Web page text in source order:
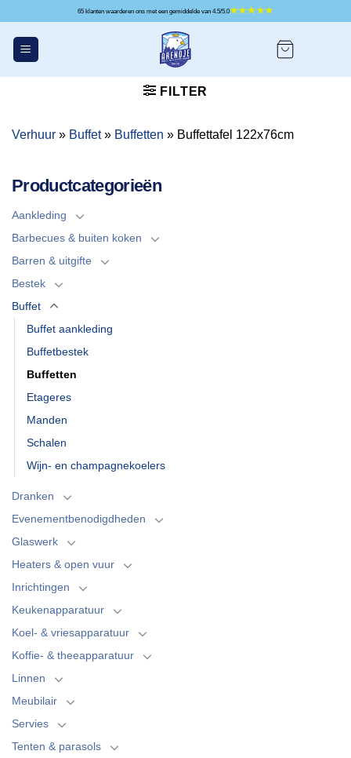
inhoud
65 klanten waarderen ons met een gemiddelde van 4.5/5.0
FILTER
Verhuur » Buffet » Buffetten » Buffettafel 122x76cm
Productcategorieën
Aankleding
Barbecues & buiten koken
Barren & uitgifte
Bestek
Buffet
Buffet aankleding
Buffetbestek
Buffetten
Etageres
Manden
Schalen
Wijn- en champagnekoelers
Dranken
Evenementbenodigdheden
Glaswerk
Heaters & open vuur
Inrichtingen
Keukenapparatuur
Koel- & vriesapparatuur
Koffie- & theeapparatuur
Linnen
Meubilair
Servies
Tenten & parasols